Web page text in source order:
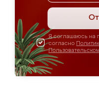
Я соглашаюсь на
согласно